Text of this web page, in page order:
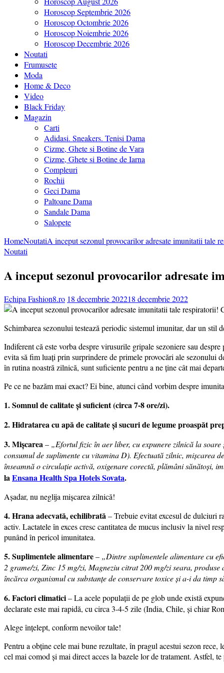
Horoscop Septembrie 2026
Horoscop Octombrie 2026
Horoscop Noiembrie 2026
Horoscop Decembrie 2026
Noutati
Frumusete
Moda
Home & Deco
Video
Black Friday
Magazin
Carti
Adidasi. Sneakers. Tenisi Dama
Cizme, Ghete si Botine de Vara
Cizme, Ghete si Botine de Iarna
Compleuri
Rochii
Geci Dama
Paltoane Dama
Sandale Dama
Salopete
HomeNoutatiA inceput sezonul provocarilor adresate imunitatii tale
Noutati
A inceput sezonul provocarilor adresate
Echipa Fashion8.ro 18 decembrie 202218 decembrie 2022
Schimbarea sezonului testează periodic sistemul imunitar, dar un stil
Indiferent că este vorba despre virusurile gripale sezoniere sau
evita să fim luați prin surprindere de primele provocări ale sezonului
în rutina noastră zilnică, sunt suficiente pentru a ne ține cât mai
Pe ce ne bazăm mai exact? Ei bine, atunci când vorbim despre
1. Somnul de calitate și suficient (circa 7-8 ore/zi).
2. Hidratarea cu apă de calitate și sucuri de legume proaspăt
3. Mișcarea– „Efortul fizic în aer liber, cu expunere zilnică la
consumul de suplimente cu vitamina D). Efectuată zilnic, mișcarea
înseamnă o circulație activă, oxigenare corectă, plămâni sănătoși,
laEnsana Health Spa Hotels Sovata.
Așadar, nu neglija mișcarea zilnică!
4. Hrana adecvată, echilibrată– Trebuie evitat excesul de dulciuri
activ. Lactatele în exces cresc cantitatea de mucus inclusiv la nivel
punând în pericol imunitatea.
5. Suplimentele alimentare– „Dintre suplimentele alimentare cu
2 grame/zi, Zinc 15 mg/zi, Magneziu citrat 200 mg/zi seara,
încărca organismul cu substanțe de conservare toxice și a-i da timp
6. Factori climatici– La acele populații de pe glob unde există
declarate este mai rapidă, cu circa 3-4-5 zile (India, Chile, și chiar
Alege înțelept, conform nevoilor tale!
Pentru a obține cele mai bune rezultate, în pragul acestui sezon
cel mai comod și mai direct acces la bazele lor de tratament. Astfel,